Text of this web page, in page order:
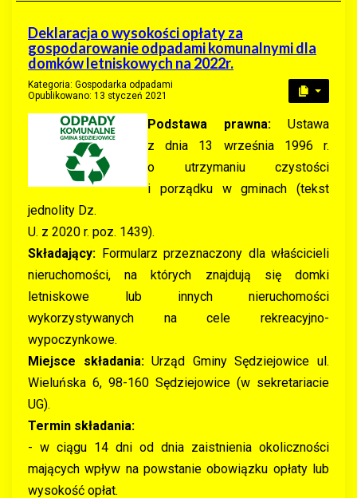
Deklaracja o wysokości opłaty za
gospodarowanie odpadami komunalnymi dla
domków letniskowych na 2022r.
Kategoria: Gospodarka odpadami
Opublikowano: 13 styczeń 2021
Podstawa prawna: Ustawa
z dnia 13 września 1996 r.
o utrzymaniu czystości
i porządku w gminach (tekst
jednolity Dz.
U. z 2020 r. poz. 1439).
Składający: Formularz przeznaczony dla właścicieli
nieruchomości, na których znajdują się domki
letniskowe lub innych nieruchomości
wykorzystywanych na cele rekreacyjno-
wypoczynkowe.
Miejsce składania:Urząd Gminy Sędziejowice ul.
Wieluńska 6, 98-160 Sędziejowice (w sekretariacie
UG).
Termin składania:
- w ciągu 14 dni od dnia zaistnienia okoliczności
mających wpływ na powstanie obowiązku opłaty lub
wysokość opłat.